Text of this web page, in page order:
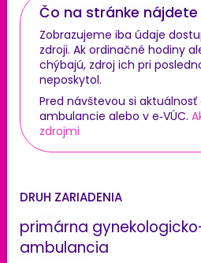
Čo na stránke nájdete
Zobrazujeme iba údaje
zdroji. Ak ordinačné hodiny
chýbajú, zdroj ich pri
neposkytol.
Pred návštevou si
ambulancie alebo v e‑VÚC.
zdrojmi
DRUH ZARIADENIA
primárna
ambulancia